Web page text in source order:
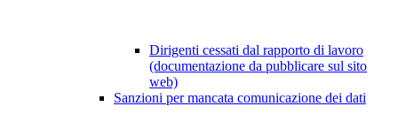
Dirigenti cessati dal rapporto di lavoro
(documentazione da pubblicare sul sito
web)
Sanzioni per mancata comunicazione dei dati